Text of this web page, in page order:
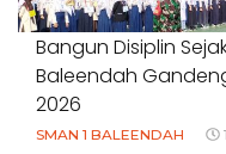
Bangun Disiplin
Baleendah
2026
SMAN 1 BALEENDAH